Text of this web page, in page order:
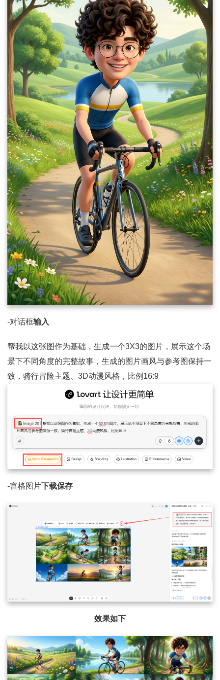
-对话框输入
帮我以这张图作为基础，生成一个3X3的图片，展示这个场
景下不同角度的完整故事，生成的图片画风与参考图保持一
致，骑行冒险主题、3D动漫风格，比例16:9
-宫格图片下载保存
效果如下